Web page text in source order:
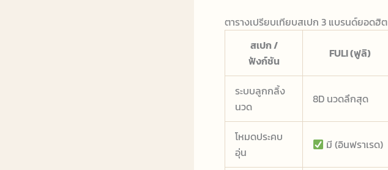
ตารางเปรียบเทียบสเปก 3 แบรนด์ยอดฮิต
สเปก /
ฟังก์ชัน
FULI (ฟูลิ)
ระบบลูกกลิ้ง
นวด
8D นวดลึกสุด
โหมดประคบ
อุ่น
มี (อินฟราเรด)